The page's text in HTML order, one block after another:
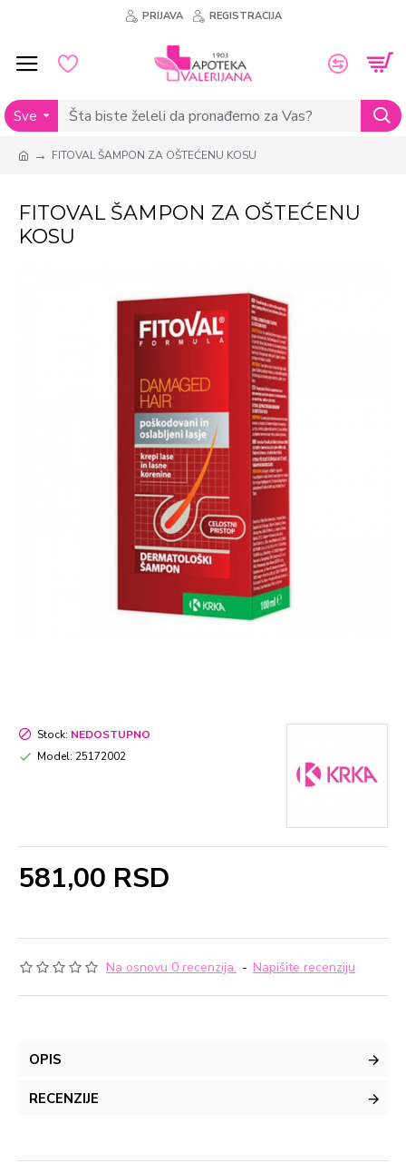
PRIJAVA REGISTRACIJA
Sve
FITOVAL ŠAMPON ZA OŠTEĆENU KOSU
FITOVAL ŠAMPON ZA OŠTEĆENU
KOSU
Na osnovu 0 recenzija. - Napišite recenziju
581,00 RSD
Stock: NEDOSTUPNO
Model: 25172002
OPIS
RECENZIJE